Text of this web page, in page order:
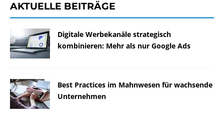
AKTUELLE BEITRÄGE
Digitale Werbekanäle strategisch
kombinieren: Mehr als nur Google Ads
Best Practices im Mahnwesen für wachsende
Unternehmen